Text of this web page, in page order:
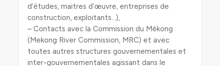
d’études, maitres d’œuvre, entreprises de
construction, exploitants…),
– Contacts avec la Commission du Mékong
(Mekong River Commission, MRC) et avec
toutes autres structures gouvernementales et
inter-gouvernementales agissant dans le